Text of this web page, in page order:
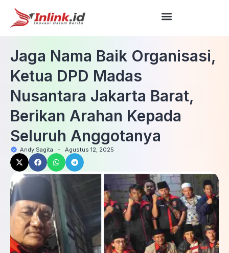
Jaga Nama Baik Organisasi,
Ketua DPD Madas
Nusantara Jakarta Barat,
Berikan Arahan Kepada
Seluruh Anggotanya
Andy Sagita - Agustus 12, 2025